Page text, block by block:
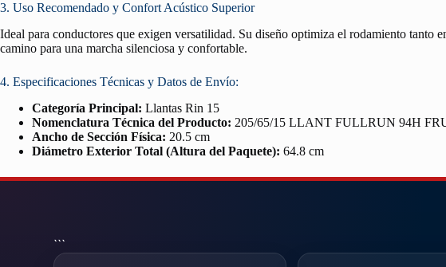
3. Uso Recomendado y Confort Acústico Superior
Ideal para conductores que exigen versatilidad. Su diseño optimiza el rodamiento tanto
camino para una marcha silenciosa y confortable.
4. Especificaciones Técnicas y Datos de Envío:
Categoría Principal: Llantas Rin 15
Nomenclatura Técnica del Producto: 205/65/15 LLANT FULLRUN 94H
Ancho de Sección Física: 20.5 cm
Diámetro Exterior Total (Altura del Paquete): 64.8 cm
```